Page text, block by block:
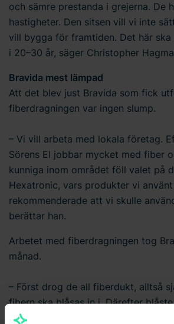
och sämre prestanda i grejerna. De
hastigheter. Den sitsen vill vi inte
vill bygga för framtiden. Det här ska
i 20–30 år, säger Christopher
Bravida mest lämpad
Att det blev just Bravida som fick
fiberdragningen var ingen slump.
– Vi vill arbeta med lokala företag.
Sörens El jobbar mycket med fiber
kunniga inom området föll valet på
Hexatronic, vars produkter vi
rekommenderade att vi skulle
berättar han.
Arbetet med fiberdragningen tog
månad.
– Först drog de all fiberdukt, alltså
fibern ska blåsas in i. Därefter
gjorde hela kopplingen. I början var